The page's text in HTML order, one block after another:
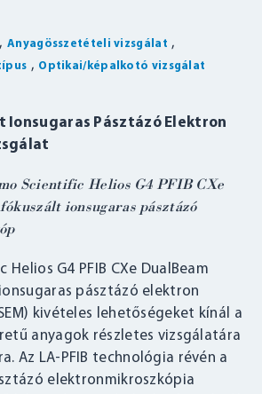
,Anyagösszetételi vizsgálat ,
, Optikai/képalkotó vizsgálat
Ionsugaras Pásztázó Elektron
Scientific Helios G4 PFIB CXe
ionsugaras pásztázó
Helios G4 PFIB CXe DualBeam
pásztázó elektron
kivételes lehetőségeket kínál a
anyagok részletes vizsgálatára
Az LA-PFIB technológia révén a
elektronmikroszkópia